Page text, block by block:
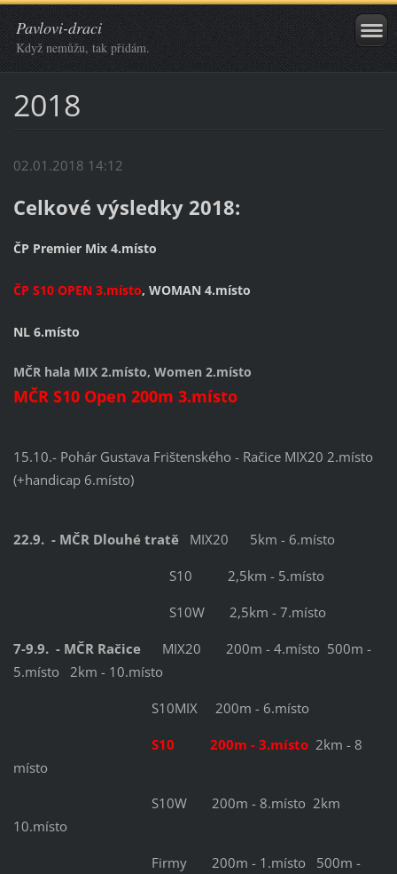
Pavlovi-draci
Když nemůžu, tak přidám.
2018
02.01.2018 14:12
Celkové výsledky 2018:
ČP Premier Mix 4.místo
ČP S10 OPEN 3.místo, WOMAN 4.místo
NL 6.místo
MČR hala MIX 2.místo, Women 2.místo
MČR S10 Open 200m 3.místo
15.10.- Pohár Gustava Frištenského - Račice MIX20 2.místo
(+handicap 6.místo)
22.9. - MČR Dlouhé tratěMIX20 5km - 6.místo
S10 2,5km - 5.místo
S10W 2,5km - 7.místo
7-9.9. - MČR Račice
MIX20 200m - 4.místo 500m -
5.místo 2km - 10.místo
S10MIX 200m - 6.místo
S10 200m - 3.místo2km - 8
místo
S10W 200m - 8.místo 2km
10.místo
Firmy 200m - 1.místo 500m -